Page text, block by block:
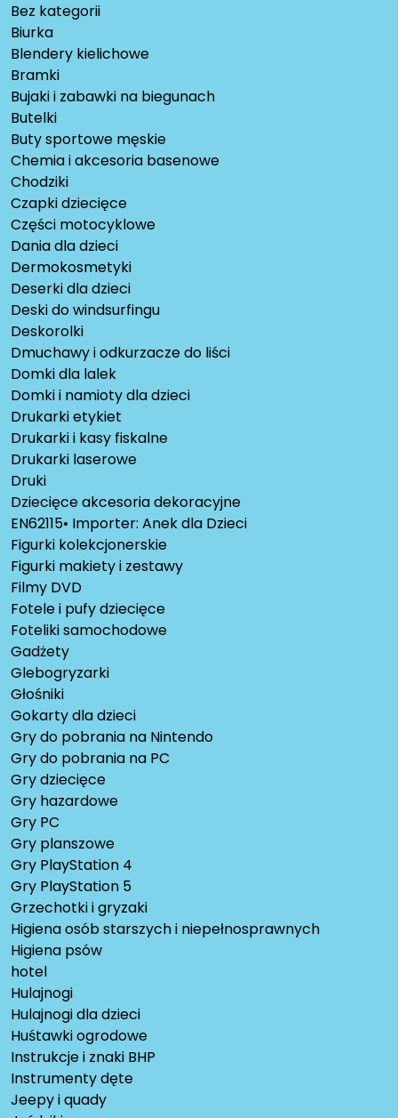
Bez kategorii
Biurka
Blendery kielichowe
Bramki
Bujaki i zabawki na biegunach
Butelki
Buty sportowe męskie
Chemia i akcesoria basenowe
Chodziki
Czapki dziecięce
Części motocyklowe
Dania dla dzieci
Dermokosmetyki
Deserki dla dzieci
Deski do windsurfingu
Deskorolki
Dmuchawy i odkurzacze do liści
Domki dla lalek
Domki i namioty dla dzieci
Drukarki etykiet
Drukarki i kasy fiskalne
Drukarki laserowe
Druki
Dziecięce akcesoria dekoracyjne
EN62115• Importer: Anek dla Dzieci
Figurki kolekcjonerskie
Figurki makiety i zestawy
Filmy DVD
Fotele i pufy dziecięce
Foteliki samochodowe
Gadżety
Glebogryzarki
Głośniki
Gokarty dla dzieci
Gry do pobrania na Nintendo
Gry do pobrania na PC
Gry dziecięce
Gry hazardowe
Gry PC
Gry planszowe
Gry PlayStation 4
Gry PlayStation 5
Grzechotki i gryzaki
Higiena osób starszych i niepełnosprawnych
Higiena psów
hotel
Hulajnogi
Hulajnogi dla dzieci
Huśtawki ogrodowe
Instrukcje i znaki BHP
Instrumenty dęte
Jeepy i quady